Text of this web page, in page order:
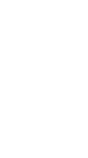
perder tempo
é muito
então vocês
eu me sentia